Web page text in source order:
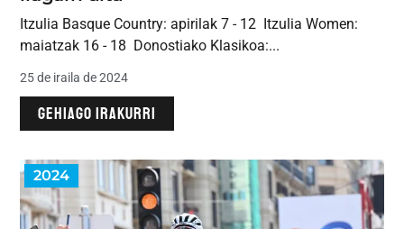
Itzulia Basque Country: apirilak 7 - 12 Itzulia Women:
maiatzak 16 - 18 Donostiako Klasikoa:...
25 de iraila de 2024
GEHIAGO IRAKURRI
2024